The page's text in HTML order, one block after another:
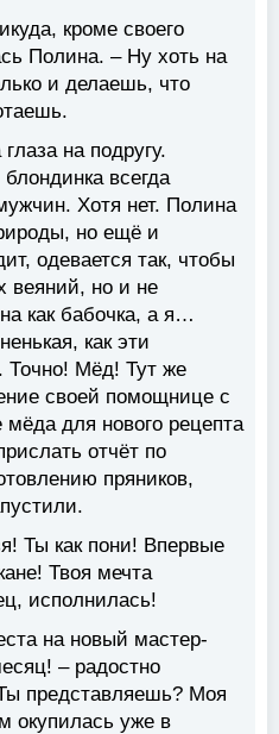
кроме своего
Полина. – Ну хоть на
и делаешь, что
на подругу.
всегда
Хотя нет. Полина
но ещё и
одевается так, чтобы
веяний, но и не
как бабочка, а я…
как эти
Точно! Мёд! Тут же
своей помощнице с
для нового рецепта
отчёт по
пряников,
Ты как пони! Впервые
Твоя мечта
исполнилась!
на новый мастер-
– радостно
представляешь? Моя
окупилась уже в